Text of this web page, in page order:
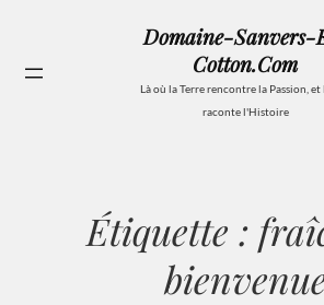
contenu
Domaine-
Cotton.com
Là où la Terre rencontre la Passion, et
raconte l'Histoire
Étiquette :